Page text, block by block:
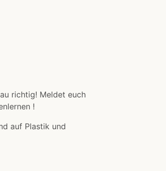
richtig! Meldet euch
!
auf Plastik und